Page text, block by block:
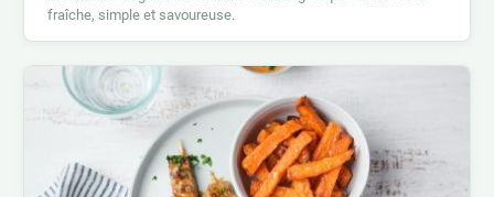
fraîche, simple et savoureuse.